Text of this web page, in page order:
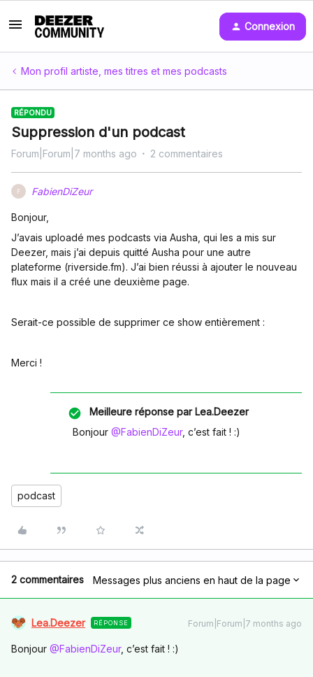
Connexion
Mon profil artiste, mes titres et mes podcasts
RÉPONDU
Suppression d'un podcast
Forum|Forum|7 months ago 2 commentaires
F FabienDiZeur
Bonjour,
J’avais uploadé mes podcasts via Ausha, qui les a mis sur
Deezer, mais j’ai depuis quitté Ausha pour une autre
plateforme (riverside.fm). J’ai bien réussi à ajouter le nouveau
flux mais il a créé une deuxième page.
Serait-ce possible de supprimer ce show entièrement :
Merci !
Meilleure réponse parLea.Deezer
Bonjour ​ @FabienDiZeur, c’est fait ! :)
podcast
2 commentaires Messages plus anciens en haut de la page
Lea.Deezer RÉPONSE Forum|Forum|7 months ago
Bonjour ​ @FabienDiZeur, c’est fait ! :)